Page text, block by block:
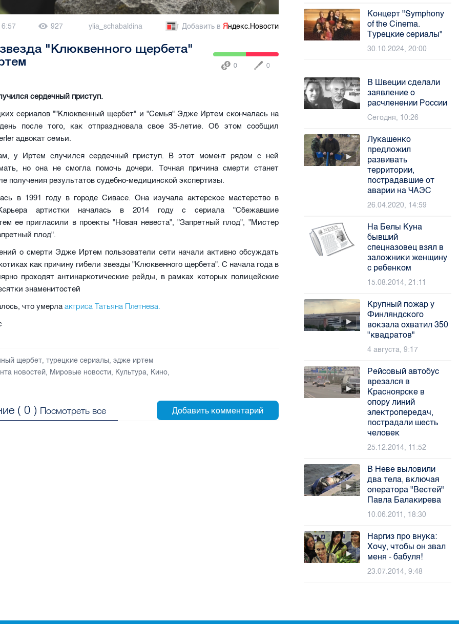
927 ylia_schabaldina Добавить в Яндекс.Новости
"Клюквенного щербета"
0 0
сердечный приступ.
сериалов ""Клюквенный щербет" и "Семья" Эдже Иртем скончалась на
после того, как отпраздновала свое 35-летие. Об этом сообщил
адвокат семьи.
у Иртем случился сердечный приступ. В этот момент рядом с ней
но она не смогла помочь дочери. Точная причина смерти станет
получения результатов судебно-медицинской экспертизы.
в 1991 году в городе Сивасе. Она изучала актерское мастерство в
артистки началась в 2014 году с сериала "Сбежавшие
ее пригласили в проекты "Новая невеста", "Запретный плод", "Мистер
плод".
о смерти Эдже Иртем пользователи сети начали активно обсуждать
как причину гибели звезды "Клюквенного щербета". С начала года в
проходят антинаркотические рейды, в рамках которых полицейские
знаменитостей
что умерлаактриса Татьяна Плетнева.
щербет,турецкие сериалы,эдже иртем
новостей, Мировые новости, Культура, Кино,
(0 ) Посмотреть все
Концерт "Symphony
of the Cinema.
Турецкие сериалы"
30.10.2024, 20:00
В Швеции сделали
заявление о
расчленении России
Сегодня, 10:26
Лукашенко
предложил
развивать
территории,
пострадавшие от
аварии на ЧАЭС
26.04.2020, 14:59
На Белы Куна
бывший
спецназовец взял в
заложники женщину
с ребенком
15.08.2014, 21:11
Крупный пожар у
Финляндского
вокзала охватил 350
"квадратов"
4 августа, 9:17
Рейсовый автобус
врезался в
Красноярске в
опору линий
электропередач,
пострадали шесть
человек
25.12.2014, 11:52
В Неве выловили
два тела, включая
оператора "Вестей"
Павла Балакирева
10.06.2011, 18:30
Наргиз про внука:
Хочу, чтобы он звал
меня - бабуля!
23.07.2014, 9:48